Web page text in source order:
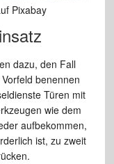
Pixabay
dazu, den Fall
benennen
Türen mit
wie dem
aufbekommen,
ist, zu zweit